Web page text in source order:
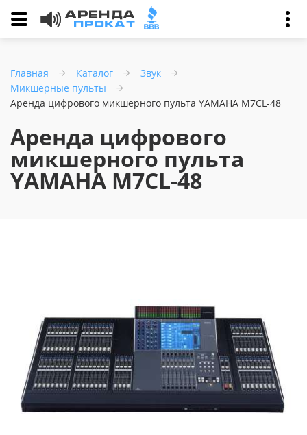
Главная Каталог
Звук
Микшерные пульты
Аренда цифрового микшерного пульта YAMAHA M7CL-48
Аренда цифрового
микшерного пульта
YAMAHA M7CL-48